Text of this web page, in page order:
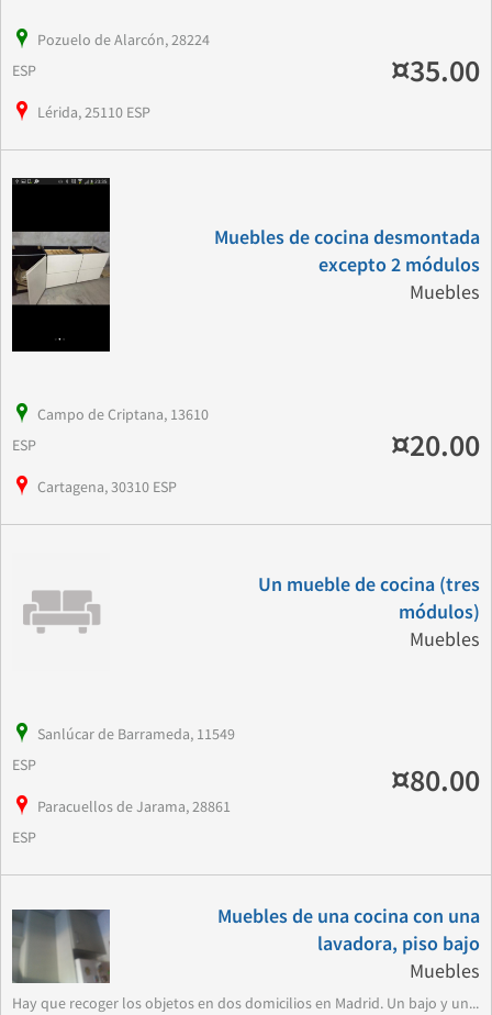
Pozuelo de Alarcón, 28224
ESP
Lérida, 25110 ESP
¤35.00
Muebles de cocina desmontada
excepto 2 módulos
Muebles
Campo de Criptana, 13610
ESP
Cartagena, 30310 ESP
¤20.00
Un mueble de cocina (tres
módulos)
Muebles
Sanlúcar de Barrameda, 11549
ESP
Paracuellos de Jarama, 28861
ESP
¤80.00
Muebles de una cocina con una
lavadora, piso bajo
Muebles
Hay que recoger los objetos en dos domicilios en Madrid. Un bajo y un...